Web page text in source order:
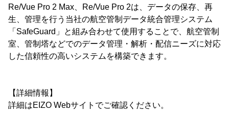
Re/Vue Pro 2 Max、Re/Vue Pro 2は、データの保存、再
生、管理を行う当社の航空管制データ統合管理システム
「SafeGuard」と組み合わせて使用することで、航空管制
室、管制塔などでのデータ管理・解析・配信ニーズに対応
した信頼性の高いシステムを構築できます。
【詳細情報】
詳細はEIZO Webサイトでご確認ください。